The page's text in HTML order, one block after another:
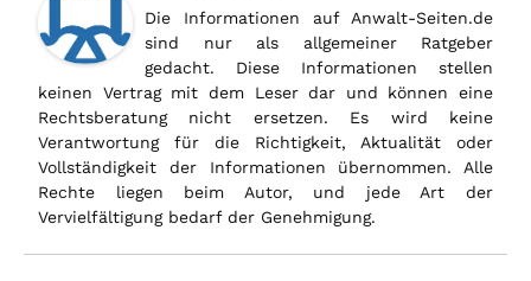
Die Informationen auf Anwalt-Seiten.de
sind nur als allgemeiner Ratgeber
gedacht. Diese Informationen stellen
keinen Vertrag mit dem Leser dar und können eine
Rechtsberatung nicht ersetzen. Es wird keine
Verantwortung für die Richtigkeit, Aktualität oder
Vollständigkeit der Informationen übernommen. Alle
Rechte liegen beim Autor, und jede Art der
Vervielfältigung bedarf der Genehmigung.